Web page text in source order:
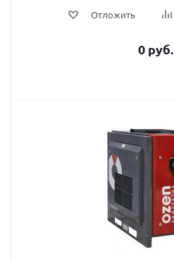
Отложить
0 руб.